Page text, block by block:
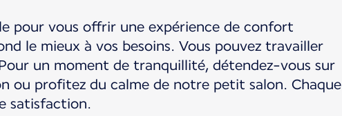
pour vous offrir une expérience de confort
le mieux à vos besoins. Vous pouvez travailler
un moment de tranquillité, détendez-vous sur
ou profitez du calme de notre petit salon. Chaque
satisfaction.